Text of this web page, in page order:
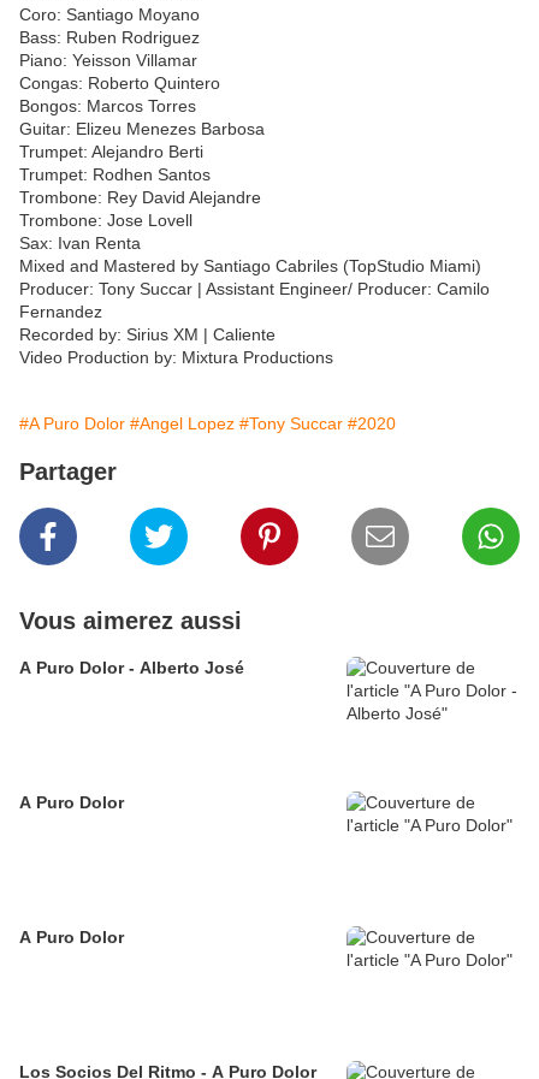
Coro: Santiago Moyano
Bass: Ruben Rodriguez
Piano: Yeisson Villamar
Congas: Roberto Quintero
Bongos: Marcos Torres
Guitar: Elizeu Menezes Barbosa
Trumpet: Alejandro Berti
Trumpet: Rodhen Santos
Trombone: Rey David Alejandre
Trombone: Jose Lovell
Sax: Ivan Renta
Mixed and Mastered by Santiago Cabriles (TopStudio Miami)
Producer: Tony Succar | Assistant Engineer/ Producer: Camilo
Fernandez
Recorded by: Sirius XM | Caliente
Video Production by: Mixtura Productions
#A Puro Dolor #Angel Lopez #Tony Succar #2020
Partager
Vous aimerez aussi
A Puro Dolor - Alberto José
A Puro Dolor
A Puro Dolor
Los Socios Del Ritmo - A Puro Dolor